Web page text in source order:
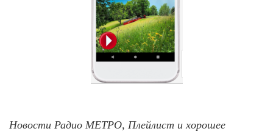
Новости Радио МЕТРО, Плейлист и хорошее